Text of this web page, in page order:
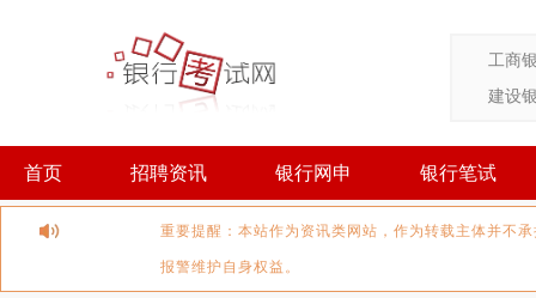
工商
建设
首页 招聘资讯 银行网申 银行笔试
重要提醒：本站作为资讯类网站，作为转载主体并不
报警维护自身权益。